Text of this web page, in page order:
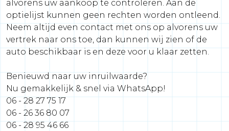
alvorens uw aankoop te controleren. Aan de
optielijst kunnen geen rechten worden ontleend.
Neem altijd even contact met ons op alvorens uw
vertrek naar ons toe, dan kunnen wij zien of de
auto beschikbaar is en deze voor u klaar zetten.
Benieuwd naar uw inruilwaarde?
Nu gemakkelijk & snel via WhatsApp!
06 - 28 27 75 17
06 - 26 36 80 07
06 - 28 95 46 66